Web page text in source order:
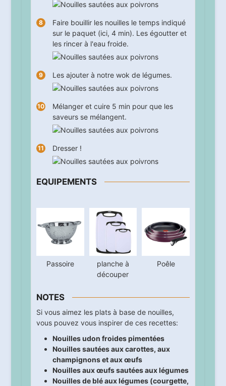
Faire bouillir les nouilles le temps indiqué
sur le paquet (ici, 4 min). Les égoutter et
les rincer à l'eau froide.
Les ajouter à notre wok de légumes.
Mélanger et cuire 5 min pour que les
saveurs se mélangent.
Dresser !
EQUIPEMENTS
Passoire
planche à
découper
Poêle
NOTES
Si vous aimez les plats à base de nouilles,
vous pouvez vous inspirer de ces recettes:
Nouilles udon froides pimentées
Nouilles sautées aux carottes, aux
champignons et aux œufs
Nouilles aux œufs sautées aux légumes
Nouilles de blé aux légumes (courgette,